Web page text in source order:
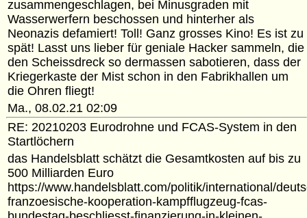
zusammengeschlagen, bei Minusgraden mit
Wasserwerfern beschossen und hinterher als
Neonazis defamiert! Toll! Ganz grosses Kino! Es ist zu
spät! Lasst uns lieber für geniale Hacker sammeln, die
den Scheissdreck so dermassen sabotieren, dass der
Kriegerkaste der Mist schon in den Fabrikhallen um
die Ohren fliegt!
Ma., 08.02.21 02:09
RE: 20210203 Eurodrohne und FCAS-System in den
Startlöchern
das Handelsblatt schätzt die Gesamtkosten auf bis zu
500 Milliarden Euro
https://www.handelsblatt.com/politik/international/
franzoesische-kooperation-kampfflugzeug-fcas-